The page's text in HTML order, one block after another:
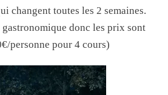
changent toutes les 2 semaines.
gastronomique donc les prix sont
personne pour 4 cours)